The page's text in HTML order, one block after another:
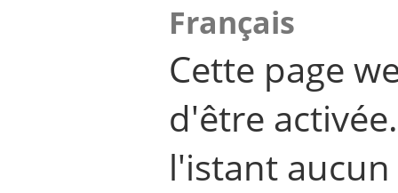
Français
Cette page
d'être
l'istant